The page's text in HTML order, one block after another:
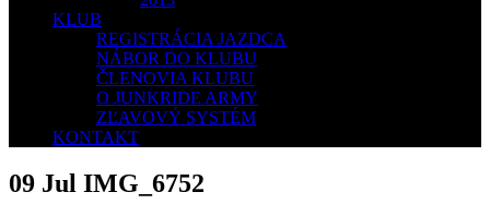
KLUB
REGISTRÁCIA JAZDCA
NÁBOR DO KLUBU
ČLENOVIA KLUBU
O JUNKRIDE ARMY
ZĽAVOVÝ SYSTÉM
KONTAKT
09 Jul IMG_6752